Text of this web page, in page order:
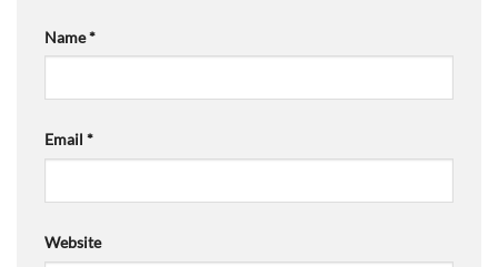
Name*
Email *
Website